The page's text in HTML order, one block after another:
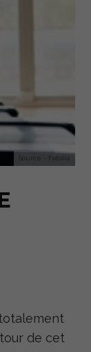
Source - Fotolia
de cet